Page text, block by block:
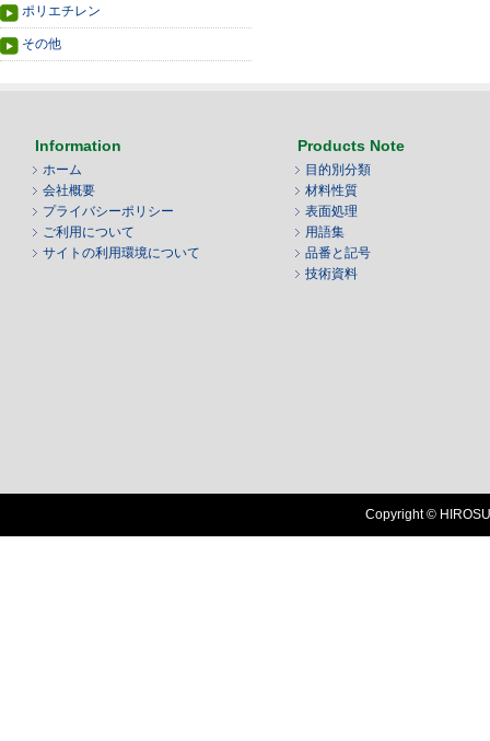
ポリエチレン
その他
Information
ホーム
会社概要
プライバシーポリシー
ご利用について
サイトの利用環境について
Products Note
目的別分類
材料性質
表面処理
用語集
品番と記号
技術資料
Copyright ©